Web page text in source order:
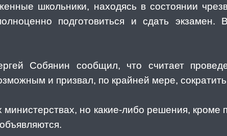
школьники, находясь в состоянии
подготовиться и сдать экзамен.
Собянин сообщил, что считает
и призвал, по крайней мере, сократить
но какие-либо решения, кроме